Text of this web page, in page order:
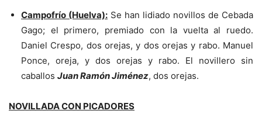
Campofrío (Huelva): Se han lidiado novillos de Cebada
Gago; el primero, premiado con la vuelta al ruedo.
Daniel Crespo, dos orejas, y dos orejas y rabo. Manuel
Ponce, oreja, y dos orejas y rabo. El novillero sin
caballos Juan Ramón Jiménez, dos orejas.
NOVILLADA CON PICADORES